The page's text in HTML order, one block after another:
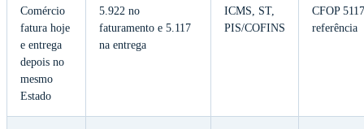
Comércio
fatura hoje
e entrega
depois no
mesmo
Estado
5.922 no
faturamento e 5.117
na entrega
ICMS, ST,
PIS/COFINS
CFOP
referência